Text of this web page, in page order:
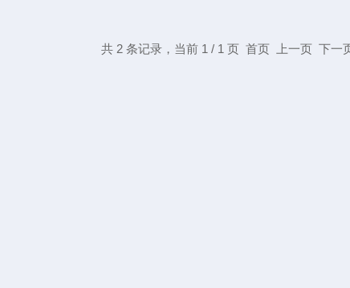
共 2 条记录，当前 1 / 1 页 首页 上一页 下一